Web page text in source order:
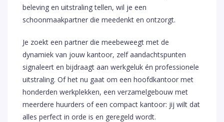
beleving en uitstraling tellen, wil je een
schoonmaakpartner die meedenkt en ontzorgt.
Je zoekt een partner die meebeweegt met de
dynamiek van jouw kantoor, zelf aandachtspunten
signaleert en bijdraagt aan werkgeluk én professionele
uitstraling. Of het nu gaat om een hoofdkantoor met
honderden werkplekken, een verzamelgebouw met
meerdere huurders of een compact kantoor: jij wilt dat
alles perfect in orde is en geregeld wordt.